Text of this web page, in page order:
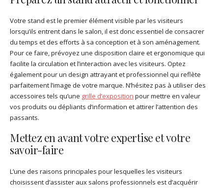
Votre stand est le premier élément visible par les visiteurs
lorsqu’ils entrent dans le salon, il est donc essentiel de consacrer
du temps et des efforts à sa conception et à son aménagement.
Pour ce faire, prévoyez une disposition claire et ergonomique qui
facilite la circulation et l’interaction avec les visiteurs. Optez
également pour un design attrayant et professionnel qui reflète
parfaitement l’image de votre marque. N’hésitez pas à utiliser des
accessoires tels qu’une grille d’exposition pour mettre en valeur
vos produits ou dépliants d’information et attirer l’attention des
passants.
Mettez en avant votre expertise et votre
savoir-faire
L’une des raisons principales pour lesquelles les visiteurs
choisissent d’assister aux salons professionnels est d’acquérir